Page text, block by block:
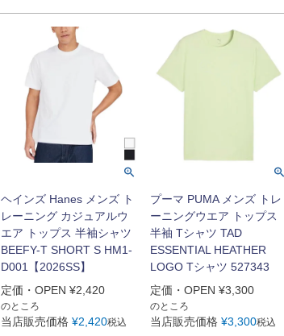
ヘインズ Hanes メンズ ト
レーニング カジュアルウ
エア トップス 半袖シャツ
BEEFY-T SHORT S HM1-
D001【2026SS】
定価・OPEN ¥2,420
のところ
当店販売価格 ¥2,420税込
プーマ PUMA メンズ トレ
ーニングウエア トップス
半袖 Tシャツ TAD
ESSENTIAL HEATHER
LOGO Tシャツ 527343
定価・OPEN ¥3,300
のところ
当店販売価格 ¥3,300税込